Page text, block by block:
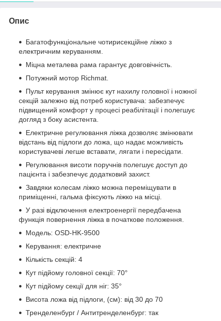
Опис
Багатофункціональне чотирисекційне ліжко з
електричним керуванням.
Міцна металева рама гарантує довговічність.
Потужний мотор Richmat.
Пульт керування змінює кут нахилу головної і ножної
секцій залежно від потреб користувача: забезпечує
підвищений комфорт у процесі реабілітації і полегшує
догляд з боку асистента.
Електричне регулювання ліжка дозволяє змінювати
відстань від підлоги до ложа, що надає можливість
користувачеві легше вставати, лягати і пересідати.
Регулювання висоти поручнів полегшує доступ до
пацієнта і забезпечує додатковий захист.
Завдяки колесам ліжко можна переміщувати в
приміщенні, гальма фіксують ліжко на місці.
У разі відключення електроенергії передбачена
функція повернення ліжка в початкове положення.
Модель: OSD-HK-9500
Керування: електричне
Кількість секцій: 4
Кут підйому головної секції: 70°
Кут підйому секції для ніг: 35°
Висота ложа від підлоги, (см): від 30 до 70
Тренделенбург / Антитренделенбург: так